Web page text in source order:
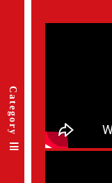
Category